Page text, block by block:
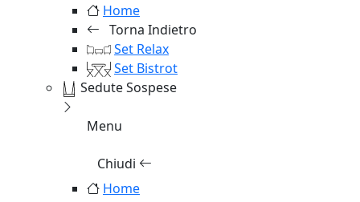
Home
Torna Indietro
Set Relax
Set Bistrot
Sedute Sospese
Menu
Chiudi
Home